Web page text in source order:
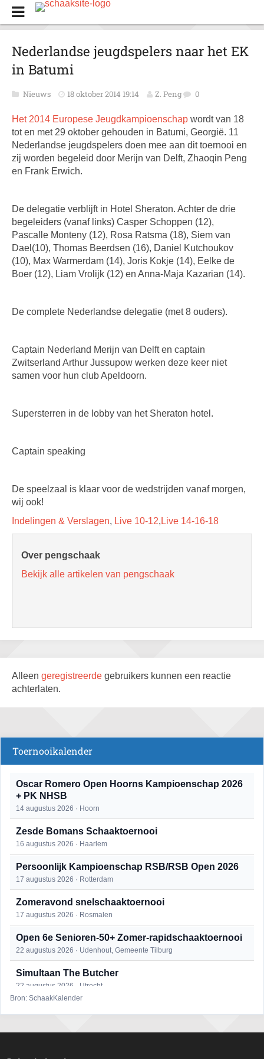
Nederlandse jeugdspelers naar het EK
in Batumi
Nieuws 18 oktober 2014 19:14 Z. Peng 0
Het 2014 Europese Jeugdkampioenschap wordt van 18
tot en met 29 oktober gehouden in Batumi, Georgië. 11
Nederlandse jeugdspelers doen mee aan dit toernooi en
zij worden begeleid door Merijn van Delft, Zhaoqin Peng
en Frank Erwich.
De delegatie verblijft in Hotel Sheraton. Achter de drie
begeleiders (vanaf links) Casper Schoppen (12),
Pascalle Monteny (12), Rosa Ratsma (18), Siem van
Dael(10), Thomas Beerdsen (16), Daniel Kutchoukov
(10), Max Warmerdam (14), Joris Kokje (14), Eelke de
Boer (12), Liam Vrolijk (12) en Anna-Maja Kazarian (14).
De complete Nederlandse delegatie (met 8 ouders).
Captain Nederland Merijn van Delft en captain
Zwitserland Arthur Jussupow werken deze keer niet
samen voor hun club Apeldoorn.
Supersterren in de lobby van het Sheraton hotel.
Captain speaking
De speelzaal is klaar voor de wedstrijden vanaf morgen,
wij ook!
Indelingen & Verslagen, Live 10-12, Live 14-16-18
Over pengschaak
Bekijk alle artikelen van pengschaak
Alleen geregistreerde gebruikers kunnen een reactie
achterlaten.
Toernooikalender
Oscar Romero Open Hoorns Kampioenschap 2026
+ PK NHSB
14 augustus 2026 · Hoorn
Zesde Bomans Schaaktoernooi
16 augustus 2026 · Haarlem
Persoonlijk Kampioenschap RSB/RSB Open 2026
17 augustus 2026 · Rotterdam
Zomeravond snelschaaktoernooi
17 augustus 2026 · Rosmalen
Open 6e Senioren-50+ Zomer-rapidschaaktoernooi
22 augustus 2026 · Udenhout, Gemeente Tilburg
Simultaan The Butcher
22 augustus 2026 · Utrecht
23 augustus 2026 · Utrecht
Bron: SchaakKalender